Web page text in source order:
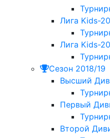
Лига Kids-
Лига Kids-
Сезон 2018/19
Высший
Первый
Второй